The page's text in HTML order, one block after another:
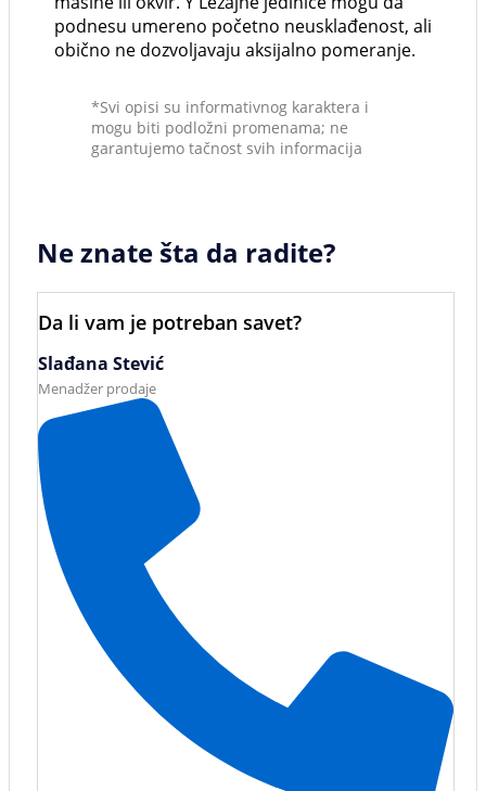
podnesu umereno početno neusklađenost, ali
obično ne dozvoljavaju aksijalno pomeranje.
*Svi opisi su informativnog karaktera i
mogu biti podložni promenama; ne
garantujemo tačnost svih informacija
Ne znate šta da radite?
Da li vam je potreban savet?
Slađana Stević
Menadžer prodaje